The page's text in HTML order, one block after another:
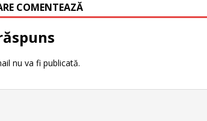
COMENTEAZĂ
nu va fi publicată.